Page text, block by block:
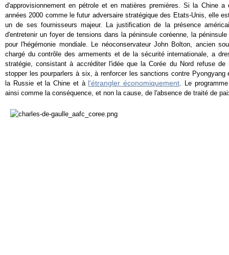
d'approvisionnement en pétrole et en matières premières. Si la Chine
années 2000 comme le futur adversaire stratégique des Etats-Unis, elle
un de ses fournisseurs majeur. La justification de la présence
d'entretenir un foyer de tensions dans la péninsule coréenne, la
pour l'hégémonie mondiale. Le néoconservateur John Bolton, ancien
chargé du contrôle des armements et de la sécurité internationale, a
stratégie, consistant à accréditer l'idée que la Corée du Nord refuse de
stopper les pourparlers à six, à renforcer les sanctions contre
la Russie et la Chine et à l'étrangler économiquement . Le
ainsi comme la conséquence, et non la cause, de l'absence de traité de